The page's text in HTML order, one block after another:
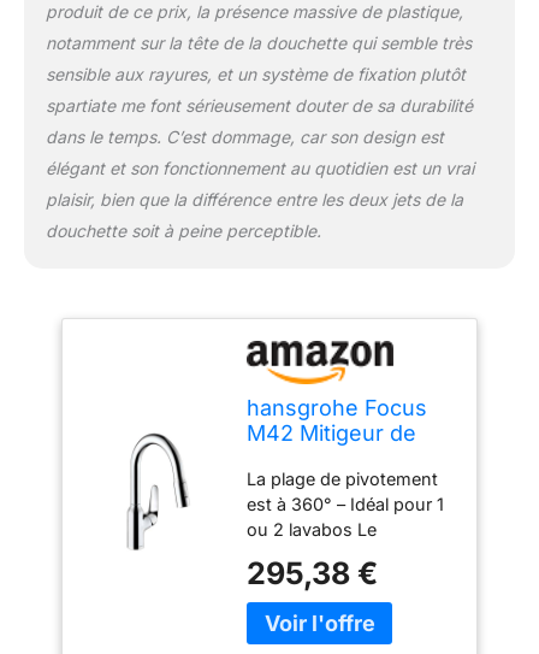
produit de ce prix, la présence massive de plastique,
notamment sur la tête de la douchette qui semble très
sensible aux rayures, et un système de fixation plutôt
spartiate me font sérieusement douter de sa durabilité
dans le temps. C’est dommage, car son design est
élégant et son fonctionnement au quotidien est un vrai
plaisir, bien que la différence entre les deux jets de la
douchette soit à peine perceptible.
hansgrohe Focus
M42 Mitigeur de
douchette
extractible 2 jets,
chromé, 71801000
La plage de pivotement
est à 360° – Idéal pour 1
ou 2 lavabos Le
de 76 cm glisse
facilement dans le bec
du robinet et apporte
295,38 €